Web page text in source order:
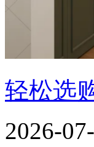
轻松选
2026-